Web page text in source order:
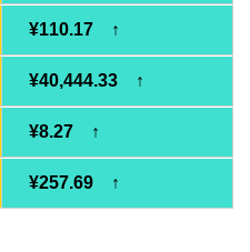
¥110.17 ↑
¥40,444.33 ↑
¥8.27 ↑
¥257.69 ↑